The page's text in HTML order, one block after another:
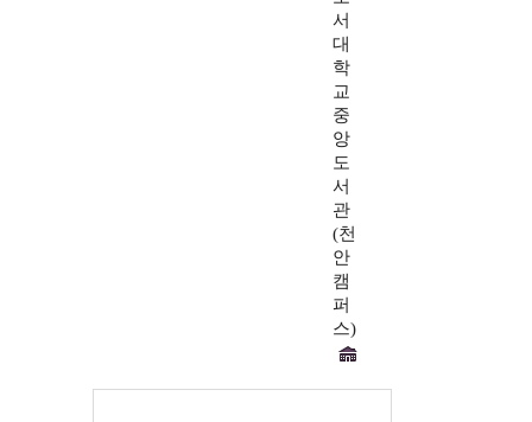
서
대
학
교
중
앙
도
서
관
(천
안
캠
퍼
스)